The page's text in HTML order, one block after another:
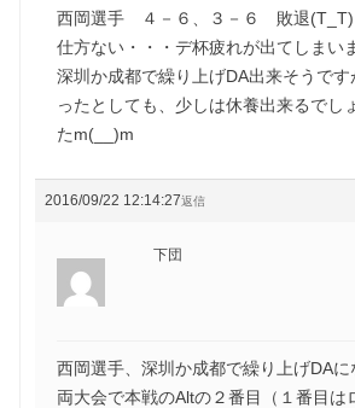
西岡選手 ４－６、３－６ 敗退(T_T)
仕方ない・・・デ杯疲れが出てしまい
深圳か成都で繰り上げDA出来そうで
ったとしても、少しは休養出来るでし
たm(__)m
2016/09/22 12:14:27返信
下団
西岡選手、深圳か成都で繰り上げDAに
両大会で本戦のAltの２番目（１番目は